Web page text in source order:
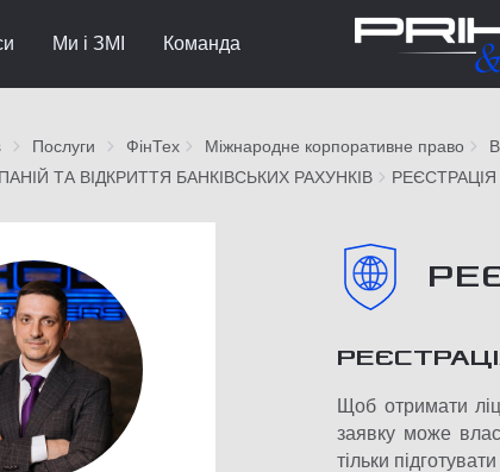
Ми і ЗМІ Команда
Послуги ФінТех Міжнародне корпоративне право
ТА ВІДКРИТТЯ БАНКІВСЬКИХ РАХУНКІВ
РЕЄСТРАЦІЯ
Щоб отримати
заявку може
тільки